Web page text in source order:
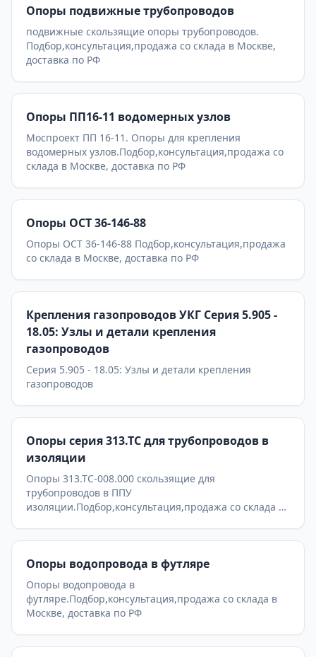
Опоры подвижные трубопроводов
подвижные скользящие опоры трубопроводов.
Подбор,консультация,продажа со склада в Москве,
доставка по РФ
Опоры ПП16-11 водомерных узлов
Моспроект ПП 16-11. Опоры для крепления
водомерных узлов.Подбор,консультация,продажа со
склада в Москве, доставка по РФ
Опоры ОСТ 36-146-88
Опоры ОСТ 36-146-88 Подбор,консультация,продажа
со склада в Москве, доставка по РФ
Крепления газопроводов УКГ Серия 5.905 -
18.05: Узлы и детали крепления
газопроводов
Серия 5.905 - 18.05: Узлы и детали крепления
газопроводов
Опоры серия 313.ТС для трубопроводов в
изоляции
Опоры 313.ТС-008.000 скользящие для
трубопроводов в ППУ
изоляции.Подбор,консультация,продажа со склада в
Опоры водопровода в футляре
Опоры водопровода в
футляре.Подбор,консультация,продажа со склада в
Москве, доставка по РФ